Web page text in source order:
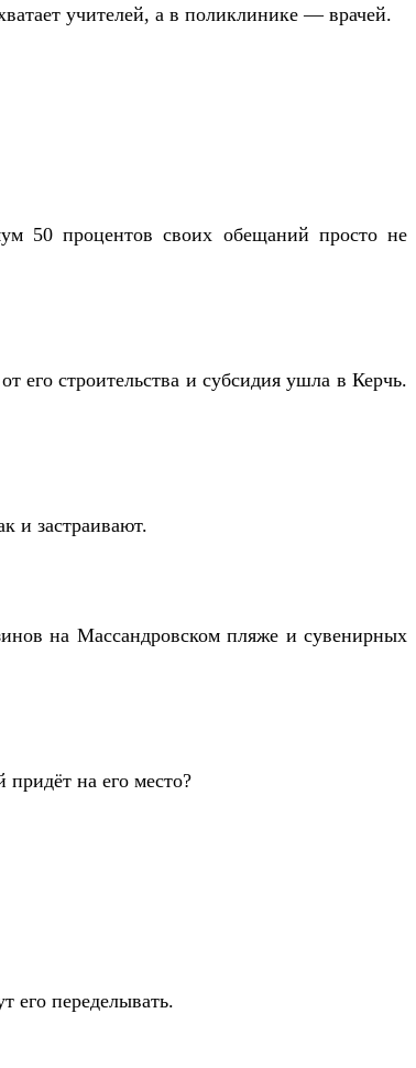
учителей, а в поликлинике — врачей.
50 процентов своих обещаний просто не
его строительства и субсидия ушла в Керчь.
и застраивают.
на Массандровском пляже и сувенирных
на его место?
его переделывать.